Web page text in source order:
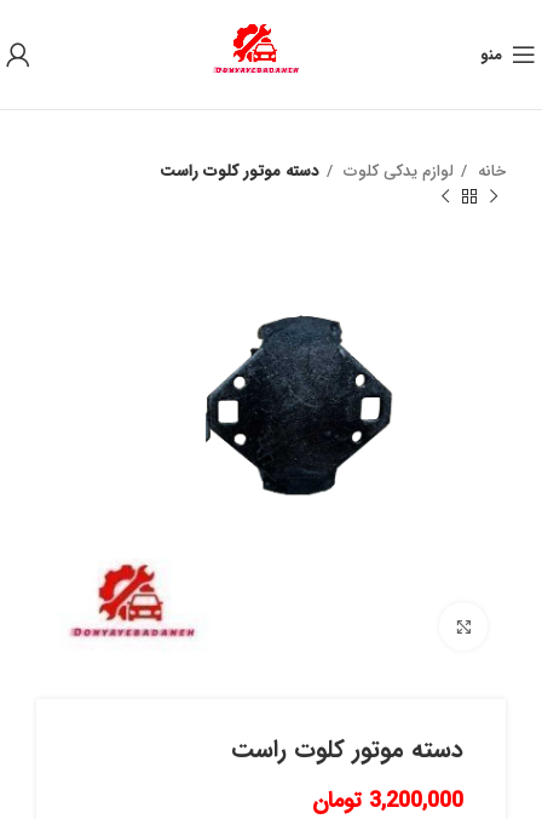
منو
خانه لوازم یدکی کلوت دسته موتور کلوت راست
دسته موتور کلوت راست
3,200,000 تومان
به علت نوسان ارز ، لطفا قبل از خرید تماس بگیرید.